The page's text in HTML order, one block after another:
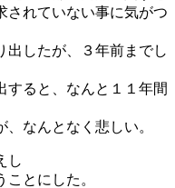
されていない事に気がつ
出したが、３年前までし
すると、なんと１１年間
なんとなく悲しい。
し
とにした。